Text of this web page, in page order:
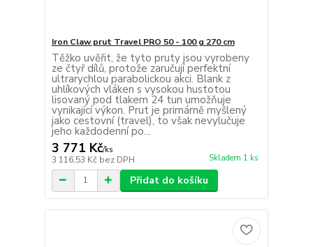
Iron Claw prut Travel PRO 50 - 100 g 270 cm
Těžko uvěřit, že tyto pruty jsou vyrobeny
ze čtyř dílů, protože zaručují perfektní
ultrarychlou parabolickou akci. Blank z
uhlíkových vláken s vysokou hustotou
lisovaný pod tlakem 24 tun umožňuje
vynikající výkon. Prut je primárně myšlený
jako cestovní (travel), to však nevylučuje
jeho každodenní po...
3 771 Kč/ks
3 116,53 Kč bez DPH Skladem 1 ks
Přidat do košíku